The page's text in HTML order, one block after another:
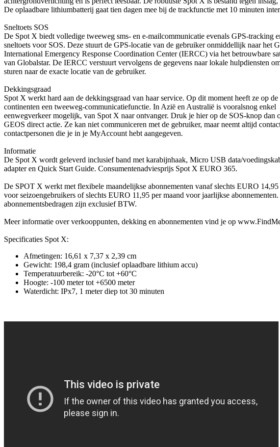
De oplaadbare lithiumbatterij gaat tien dagen mee bij de trackfunctie met 10 minuten
Sneltoets SOS
De Spot X biedt volledige tweeweg sms- en e-mailcommunicatie evenals GPS-tracking
sneltoets voor SOS. Deze stuurt de GPS-locatie van de gebruiker onmiddellijk naar het
International Emergency Response Coordination Center (IERCC) via het betrouwbare
van Globalstar. De IERCC verstuurt vervolgens de gegevens naar lokale hulpdiensten
sturen naar de exacte locatie van de gebruiker.
Dekkingsgraad
Spot X werkt hard aan de dekkingsgraad van haar service. Op dit moment heeft ze op de
continenten een tweeweg-communicatiefunctie. In Azië en Australië is vooralsnog enkel
eenwegverkeer mogelijk, van Spot X naar ontvanger. Druk je hier op de SOS-knop dan
GEOS direct actie. Ze kan niet communiceren met de gebruiker, maar neemt altijd
contactpersonen die je in je MyAccount hebt aangegeven.
Informatie
De Spot X wordt geleverd inclusief band met karabijnhaak, Micro USB data/
adapter en Quick Start Guide. Consumentenadviesprijs Spot X EURO 365.
De SPOT X werkt met flexibele maandelijkse abonnementen vanaf slechts EURO 14,95
voor seizoengebruikers of slechts EURO 11,95 per maand voor jaarlijkse
abonnementsbedragen zijn exclusief BTW.
Meer informatie over verkooppunten, dekking en abonnementen vind je op
Specificaties Spot X:
Afmetingen: 16,61 x 7,37 x 2,39 cm
Gewicht: 198,4 gram (inclusief oplaadbare lithium accu)
Temperatuurbereik: -20°C tot +60°C
Hoogte: -100 meter tot +6500 meter
Waterdicht: IPx7, 1 meter diep tot 30 minuten